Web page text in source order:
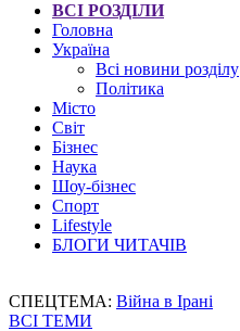
ВСІ РОЗДІЛИ
Головна
Україна
Всі новини розділу
Політика
Місто
Світ
Бізнес
Наука
Шоу-бізнес
Спорт
Lifestyle
БЛОГИ ЧИТАЧІВ
СПЕЦТЕМА: Війна в Ірані
ВСІ ТЕМИ